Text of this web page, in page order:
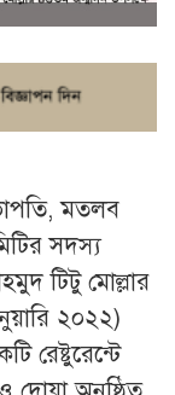
মতলব
সদস্য
টিটু মোল্লার
২০২২)
রেষ্টুরেন্টে